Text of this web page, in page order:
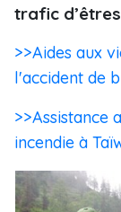
trafic
>>Aides aux
l'accident de
>>Assistance
incendie à